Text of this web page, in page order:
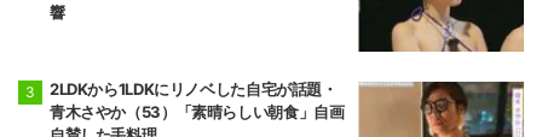
響
2LDKから1LDKにリノベした自宅が話題・
青木さやか（53）「素晴らしい朝食」自画